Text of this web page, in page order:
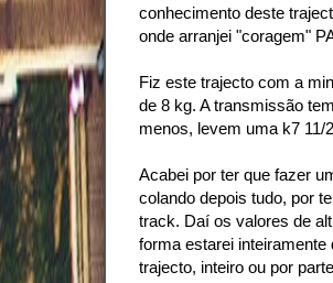
conhecimento deste
onde arranjei "coragem"
Fiz este trajecto com a
de 8 kg. A transmissão
menos, levem uma k7 11/
Acabei por ter que fazer
colando depois tudo, por
track. Daí os valores de
forma estarei
trajecto, inteiro ou por